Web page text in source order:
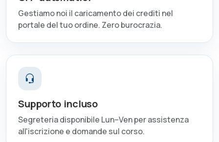
Gestiamo noi il caricamento dei crediti nel
portale del tuo ordine. Zero burocrazia.
Supporto incluso
Segreteria disponibile Lun–Ven per assistenza
all'iscrizione e domande sul corso.